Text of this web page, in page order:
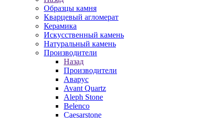
Образцы камня
Кварцевый агломерат
Керамика
Искусственный камень
Натуральный камень
Производители
Назад
Производители
Аварус
Avant Quartz
Aleph Stone
Belenco
Caesarstone